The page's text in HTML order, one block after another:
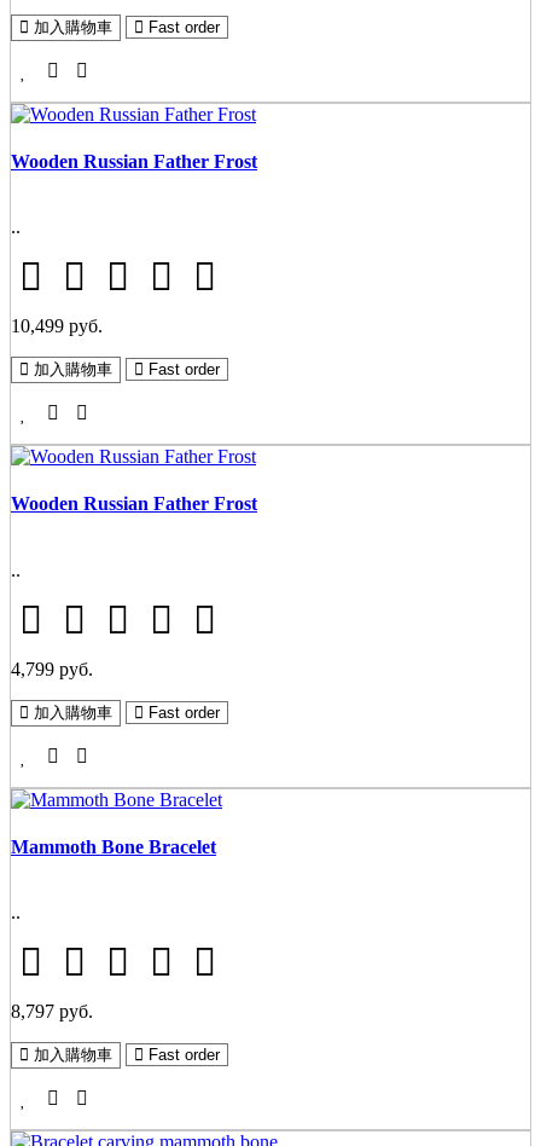
加入購物車 Fast order
Wooden Russian Father Frost
..
10,499 руб.
加入購物車 Fast order
Wooden Russian Father Frost
..
4,799 руб.
加入購物車 Fast order
Mammoth Bone Bracelet
..
8,797 руб.
加入購物車 Fast order